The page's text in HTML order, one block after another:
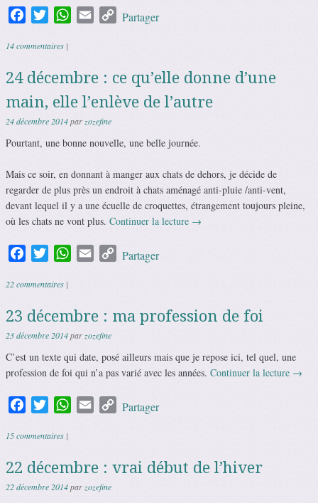
FacebookTwitterWhatsApp
Email Copy
Partager
14 commentaires |
24 décembre : ce qu’elle donne d’une
main, elle l’enlève de l’autre
24 décembre 2014parzozefine
Pourtant, une bonne nouvelle, une belle journée.
Mais ce soir, en donnant à manger aux chats de dehors, je décide de
regarder de plus près un endroit à chats aménagé anti-pluie /anti-vent,
devant lequel il y a une écuelle de croquettes, étrangement toujours pleine,
où les chats ne vont plus. Continuer la lecture →
FacebookTwitterWhatsApp
Email Copy
Partager
22 commentaires |
23 décembre : ma profession de foi
23 décembre 2014parzozefine
C’est un texte qui date, posé ailleurs mais que je repose ici, tel quel, une
profession de foi qui n’a pas varié avec les années. Continuer la lecture →
FacebookTwitterWhatsApp
Email Copy
Partager
15 commentaires |
22 décembre : vrai début de l’hiver
22 décembre 2014parzozefine